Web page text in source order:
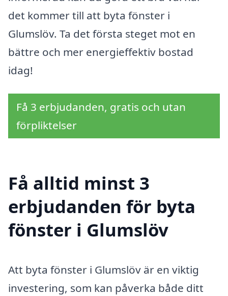
det kommer till att byta fönster i
Glumslöv. Ta det första steget mot en
bättre och mer energieffektiv bostad
idag!
Få 3 erbjudanden, gratis och utan
förpliktelser
Få alltid minst 3
erbjudanden för byta
fönster i Glumslöv
Att byta fönster i Glumslöv är en viktig
investering, som kan påverka både ditt